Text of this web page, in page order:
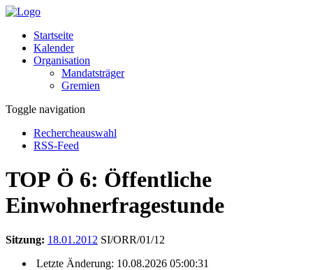
Startseite
Kalender
Organisation
Mandatsträger
Gremien
Toggle navigation
Rechercheauswahl
RSS-Feed
TOP Ö 6: Öffentliche
Einwohnerfragestunde
Sitzung: 18.01.2012 SI/ORR/01/12
Letzte Änderung: 10.08.2026 05:00:31